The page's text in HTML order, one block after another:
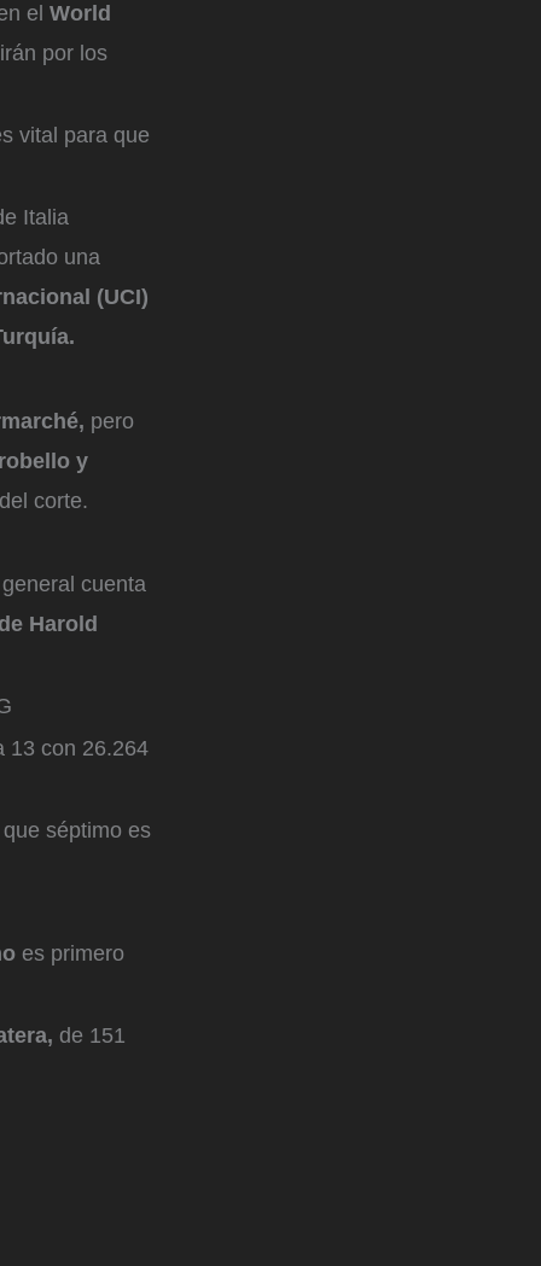
el World
por los
vital para que
Italia
una
(UCI)
pero
y
corte.
cuenta
Harold
13 con 26.264
séptimo es
es primero
de 151